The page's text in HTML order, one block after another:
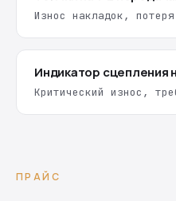
Износ накладок, потеря
Индикатор сцепления
Критический износ,
ПРАЙС